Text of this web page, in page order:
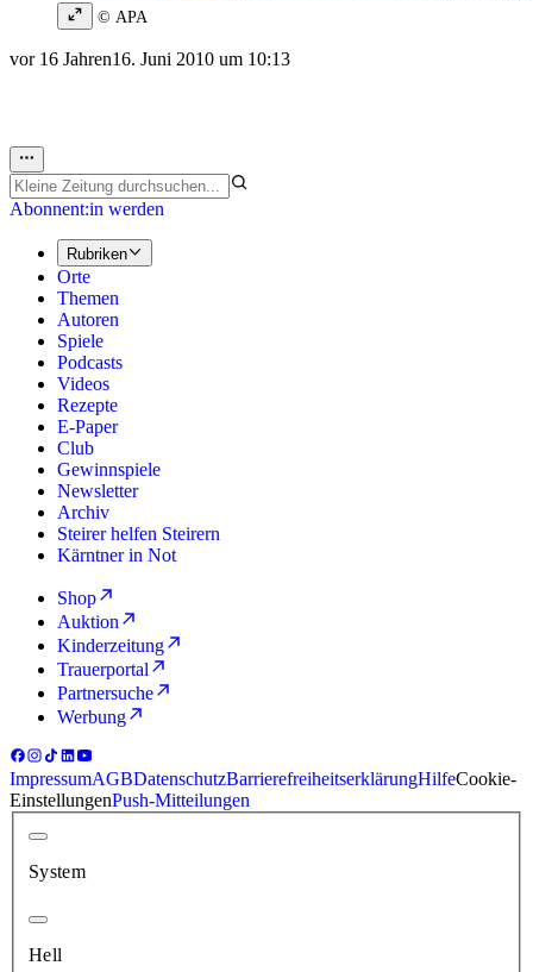
© APA
vor 16 Jahren16. Juni 2010 um 10:13
Abonnent:in werden
Rubriken
Orte
Themen
Autoren
Spiele
Podcasts
Videos
Rezepte
E-Paper
Club
Gewinnspiele
Newsletter
Archiv
Steirer helfen Steirern
Kärntner in Not
Shop
Auktion
Kinderzeitung
Trauerportal
Partnersuche
Werbung
ImpressumAGBDatenschutzBarrierefreiheitserklärungHilfeCookie-
EinstellungenPush-Mitteilungen
System
Hell